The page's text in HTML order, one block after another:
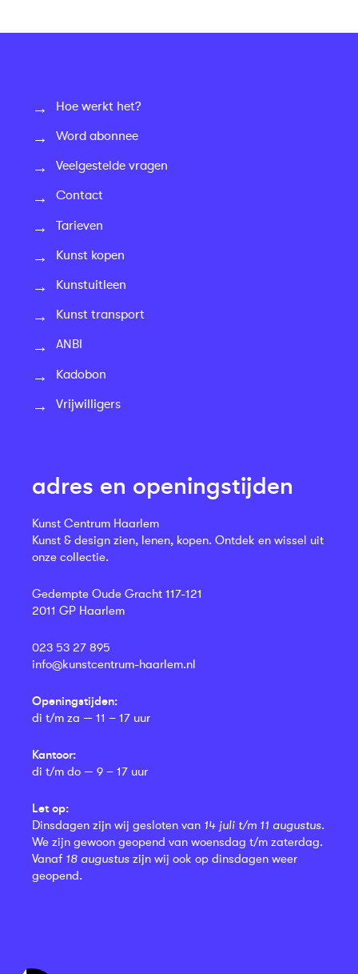
Hoe werkt het?
Word abonnee
Veelgestelde vragen
Contact
Tarieven
Kunst kopen
Kunstuitleen
Kunst transport
ANBI
Kadobon
Vrijwilligers
adres en openingstijden
Kunst Centrum Haarlem
Kunst & design zien, lenen, kopen. Ontdek en wissel uit
onze collectie.
Gedempte Oude Gracht 117-121
2011 GP Haarlem
023 53 27 895
info@kunstcentrum-haarlem.nl
Openingstijden:
di t/m za — 11 – 17 uur
Kantoor:
di t/m do — 9 – 17 uur
Let op:
Dinsdagen zijn wij gesloten van 14 juli t/m 11 augustus.
We zijn gewoon geopend van woensdag t/m zaterdag.
Vanaf 18 augustus zijn wij ook op dinsdagen weer
geopend.